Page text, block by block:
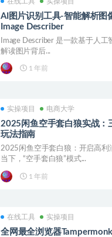
AI图片识别工具-智能解析图
Image Describer
Image Describer 是一款基于人
解读图片背后...
1 年前
实操项目 电商大学
2025闲鱼空手套白狼实战：
玩法指南
2025闲鱼空手套白狼：开启高利
当下，“空手套白狼”模式...
1 年前
在线工具 实操项目
全网最全浏览器